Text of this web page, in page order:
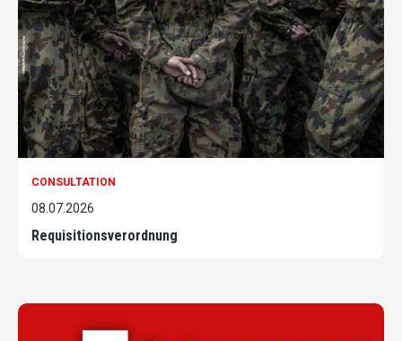
CONSULTATION
08.07.2026
Requisitionsverordnung